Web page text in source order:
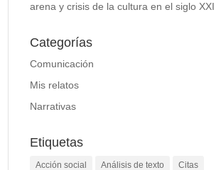
arena y crisis de la cultura en el siglo XXI
Categorías
Comunicación
Mis relatos
Narrativas
Etiquetas
Acción social Análisis de texto Citas